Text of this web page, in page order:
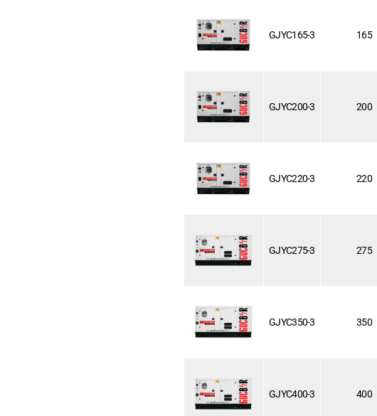
GJYC165-3 165
GJYC200-3 200
GJYC220-3 220
GJYC275-3 275
GJYC350-3 350
GJYC400-3 400